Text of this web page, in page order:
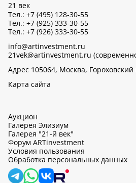
21 век
Тел.: +7 (495) 128-30-55
Тел.: +7 (925) 333-30-55
Тел.: +7 (926) 333-30-55
info@artinvestment.ru
21vek@artinvestment.ru
Адрес 105064, Москва,
Карта сайта
Аукцион
Галерея Элизиум
Галерея "21-й век"
Форум ARTinvestment
Условия пользования
Обработка персональных данных